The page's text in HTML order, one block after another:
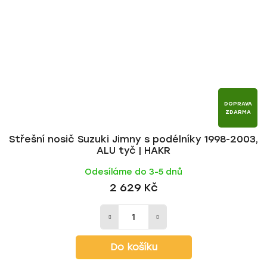
DOPRAVA
ZDARMA
Střešní nosič Suzuki Jimny s podélníky 1998-2003,
ALU tyč | HAKR
Odesíláme do 3-5 dnů
2 629 Kč
Do košíku